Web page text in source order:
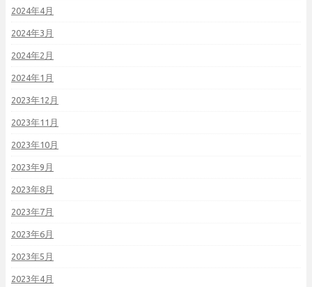
2024年4月
2024年3月
2024年2月
2024年1月
2023年12月
2023年11月
2023年10月
2023年9月
2023年8月
2023年7月
2023年6月
2023年5月
2023年4月